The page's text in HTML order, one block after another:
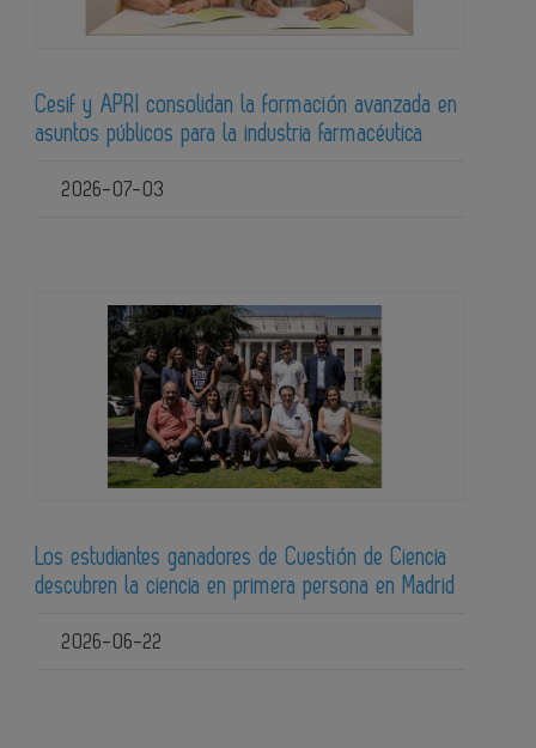
Cesif y APRI consolidan la formación avanzada en
asuntos públicos para la industria farmacéutica
2026-07-03
Los estudiantes ganadores de Cuestión de Ciencia
descubren la ciencia en primera persona en Madrid
2026-06-22